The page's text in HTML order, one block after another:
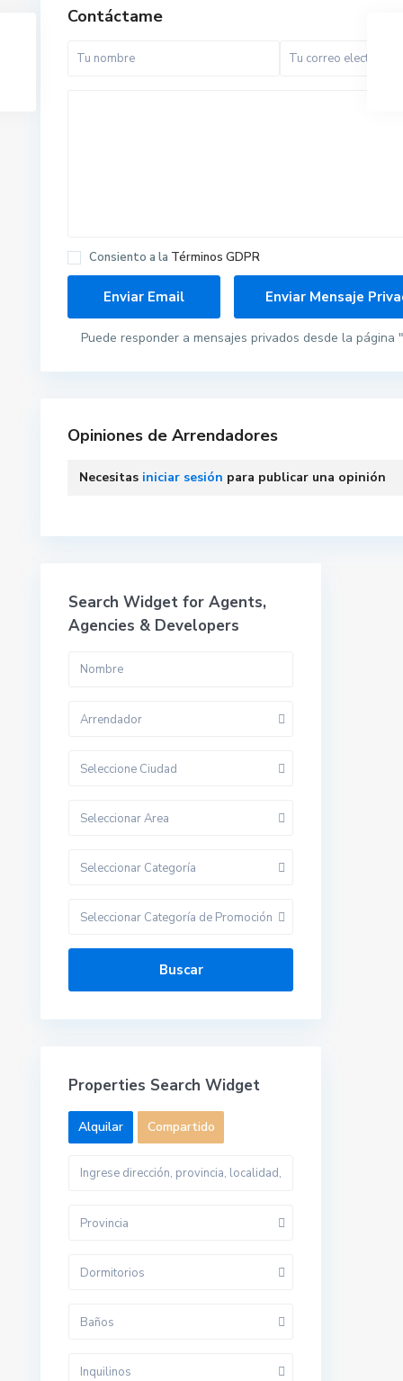
Contáctame
Consiento a la Términos GDPR
Puede responder a mensajes privados desde la
Opiniones de Arrendadores
Necesitas iniciar sesión para publicar una opinión
Search Widget for Agents,
Agencies & Developers
Arrendador
Seleccione Ciudad
Seleccionar Area
Seleccionar Categoría
Seleccionar Categoría de Promoción
Buscar
Properties Search Widget
Alquilar Compartido
Provincia
Dormitorios
Baños
Inquilinos
Alquiler Docente